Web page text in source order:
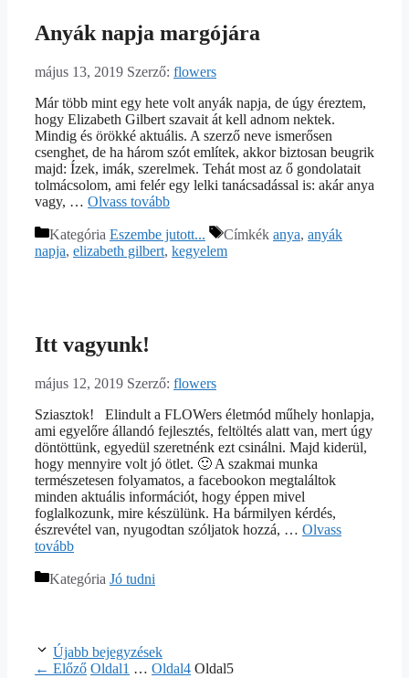
Anyák napja margójára
május 13, 2019 Szerző: flowers
Már több mint egy hete volt anyák napja, de úgy éreztem,
hogy Elizabeth Gilbert szavait át kell adnom nektek.
Mindig és örökké aktuális. A szerző neve ismerősen
csenghet, de ha három szót említek, akkor biztosan beugrik
majd: Ízek, imák, szerelmek. Tehát most az ő gondolatait
tolmácsolom, ami felér egy lelki tanácsadással is: akár anya
vagy, … Olvass tovább
Kategória Eszembe jutott... Címkék anya, anyák
napja, elizabeth gilbert, kegyelem
Itt vagyunk!
május 12, 2019 Szerző: flowers
Sziasztok! Elindult a FLOWers életmód műhely honlapja,
ami egyelőre állandó fejlesztés, feltöltés alatt van, mert úgy
döntöttünk, egyedül szeretnénk ezt csinálni. Majd kiderül,
hogy mennyire volt jó ötlet. 🙂 A szakmai munka
természetesen folyamatos, a facebookon megtaláltok
minden aktuális információt, hogy éppen mivel
foglalkozunk, mire készülünk. Ha bármilyen kérdés,
észrevétel van, nyugodtan szóljatok hozzá, … Olvass
tovább
Kategória Jó tudni
Újabb bejegyzések
← Előző Oldal1 … Oldal4 Oldal5